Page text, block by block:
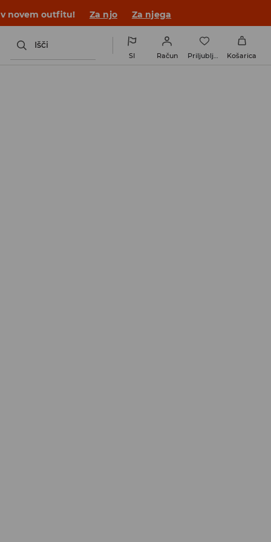
v novem outfitu! Za njo Za njega
Išči
SI Račun Priljubljene Košarica